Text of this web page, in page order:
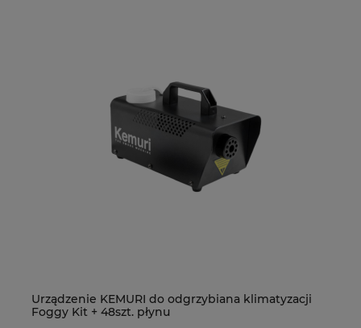
Urządzenie KEMURI do odgrzybiana klimatyzacji
Foggy Kit + 48szt. płynu